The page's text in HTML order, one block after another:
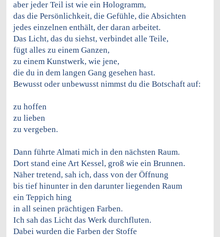
aber jeder Teil ist wie ein Hologramm,
das die Persönlichkeit, die Gefühle, die Absichten
jedes einzelnen enthält, der daran arbeitet.
Das Licht, das du siehst, verbindet alle Teile,
fügt alles zu einem Ganzen,
zu einem Kunstwerk, wie jene,
die du in dem langen Gang gesehen hast.
Bewusst oder unbewusst nimmst du die Botschaft auf:
zu hoffen
zu lieben
zu vergeben.
Dann führte Almati mich in den nächsten Raum.
Dort stand eine Art Kessel, groß wie ein Brunnen.
Näher tretend, sah ich, dass von der Öffnung
bis tief hinunter in den darunter liegenden Raum
ein Teppich hing
in all seinen prächtigen Farben.
Ich sah das Licht das Werk durchfluten.
Dabei wurden die Farben der Stoffe